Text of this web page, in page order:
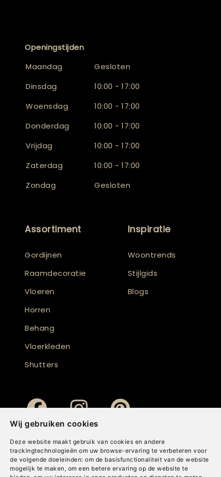
Wij gebruiken cookies
Deze website maakt gebruik van cookies en andere
trackingtechnologieën om uw browse-ervaring te verbeteren voor
de volgende doeleinden: om de basisfunctionaliteit van de website
mogelijk te maken , om een betere ervaring op de website te
Openingstijden
Maandag
Gesloten
Dinsdag
10:00 - 17:00
Woensdag
10:00 - 17:00
Donderdag
10:00 - 17:00
Vrijdag
10:00 - 17:00
Zaterdag
10:00 - 17:00
Zondag
Gesloten
Assortiment
Gordijnen
Raamdecoratie
Vloeren
Horren
Behang
Vloerkleden
Shutters
Inspiratie
Woontrends
Stijlgids
Blogs